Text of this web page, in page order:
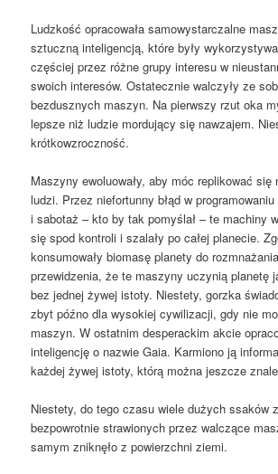
Ludzkość opracowała samowystarczalne
sztuczną inteligencją, które były
częściej przez różne grupy interesu w
swoich interesów. Ostatecznie walczyły ze
bezdusznych maszyn. Na pierwszy rzut oka
lepsze niż ludzie mordujący się nawzajem.
krótkowzroczność.
Maszyny ewoluowały, aby móc replikować się
ludzi. Przez niefortunny błąd w
i sabotaż – kto by tak pomyślał – te machiny
się spod kontroli i szalały po całej planecie.
konsumowały biomasę planety do
przewidzenia, że ​​te maszyny uczynią planetę
bez jednej żywej istoty. Niestety, gorzka
zbyt późno dla wysokiej cywilizacji, gdy nie
maszyn. W ostatnim desperackim akcie
inteligencję o nazwie Gaia. Karmiono ją
każdej żywej istoty, którą można jeszcze
Niestety, do tego czasu wiele dużych ssaków
bezpowrotnie strawionych przez walczące
samym zniknęło z powierzchni ziemi.